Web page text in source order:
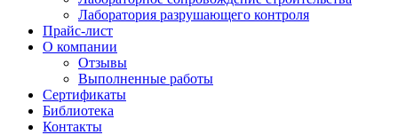
Лаборатория разрушающего контроля
Прайс-лист
О компании
Отзывы
Выполненные работы
Сертификаты
Библиотека
Контакты